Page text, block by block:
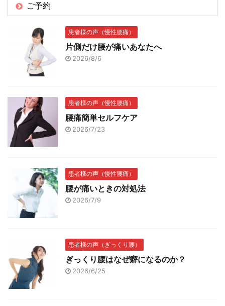
ご予約
患者様の声（慢性腰痛）
片側だけ腰が痛いあなたへ
2026/8/6
患者様の声（慢性腰痛）
腰痛簡単セルフケア
2026/7/23
患者様の声（慢性腰痛）
腰が痛いときの対処法
2026/7/9
患者様の声（ぎっくり腰）
ぎっくり腰はなぜ癖になるのか？
2026/6/25